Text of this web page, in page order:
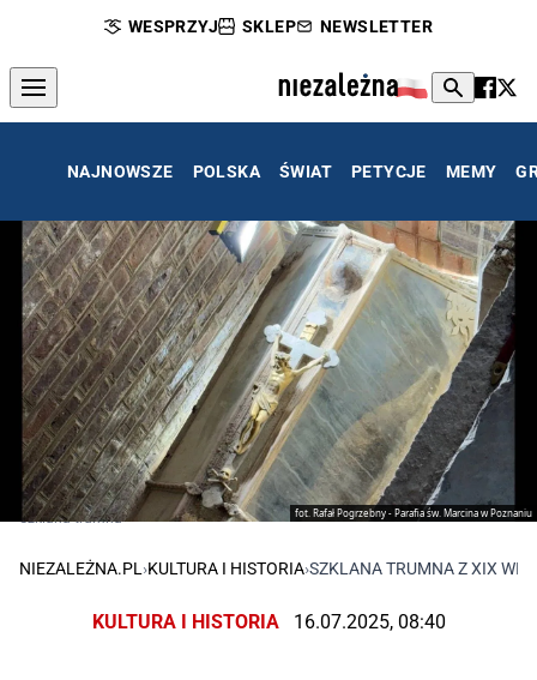
WESPRZYJ SKLEP NEWSLETTER
NAJNOWSZE POLSKA ŚWIAT PETYCJE MEMY
fot. Rafał Pogrzebny - Parafia św. Marcina w Poznaniu
Szklana trumna
NIEZALEŻNA.PL ›KULTURA I HISTORIA›SZKLANA TRUMNA Z XIX
KULTURA I HISTORIA 16.07.2025, 08:40